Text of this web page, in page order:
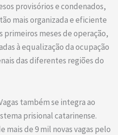
provisórios e condenados,
mais organizada e eficiente
primeiros meses de operação,
à equalização da ocupação
das diferentes regiões do
também se integra ao
prisional catarinense.
mais de 9 mil novas vagas pelo